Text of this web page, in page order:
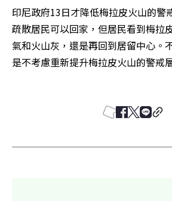
印尼政府13日才降低梅拉皮火山的警
疏散居民可以回家，但居民看到梅拉
氣和火山灰，還是再回到居留中心。
是不考慮重新提升梅拉皮火山的警戒